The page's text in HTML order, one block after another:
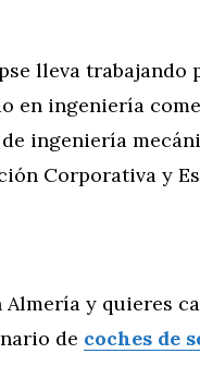
lleva trabajando
en ingeniería
ingeniería
Corporativa y
Almería y quieres
de coches de